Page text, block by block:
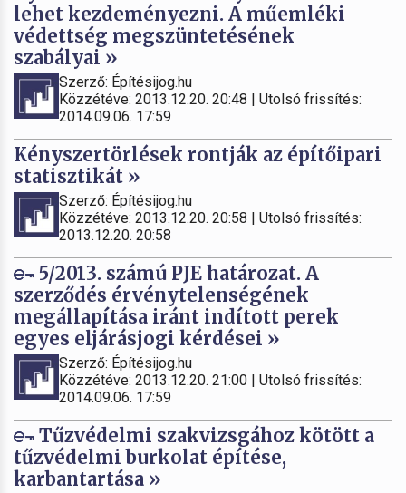
lehet kezdeményezni. A műemléki
védettség megszüntetésének
szabályai »
Szerző: Építésijog.hu
Közzétéve: 2013.12.20. 20:48 | Utolsó frissítés:
2014.09.06. 17:59
Kényszertörlések rontják az építőipari
statisztikát »
Szerző: Építésijog.hu
Közzétéve: 2013.12.20. 20:58 | Utolsó frissítés:
2013.12.20. 20:58
5/2013. számú PJE határozat. A
szerződés érvénytelenségének
megállapítása iránt indított perek
egyes eljárásjogi kérdései »
Szerző: Építésijog.hu
Közzétéve: 2013.12.20. 21:00 | Utolsó frissítés:
2014.09.06. 17:59
Tűzvédelmi szakvizsgához kötött a
tűzvédelmi burkolat építése,
karbantartása »